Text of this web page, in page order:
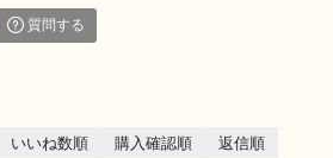
質問する
いいね数順 購入確認順
返信順